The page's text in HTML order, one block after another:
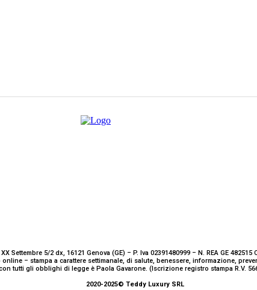
Settembre 5/2 dx, 16121 Genova (GE) – P. Iva 02391480999 – N. REA GE 482515
– stampa a carattere settimanale, di salute, benessere, informazione,
tutti gli obblighi di legge è Paola Gavarone. (Iscrizione registro stampa R.V.
2020-2025© Teddy Luxury SRL